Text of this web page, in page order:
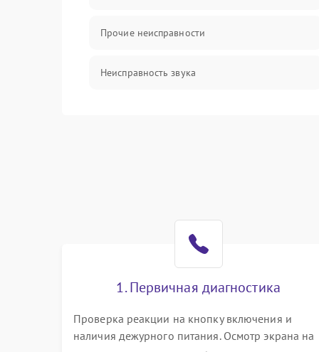
Прочие неисправности
Неисправность звука
1. Первичная диагностика
Проверка реакции на кнопку включения и
наличия дежурного питания. Осмотр экрана на